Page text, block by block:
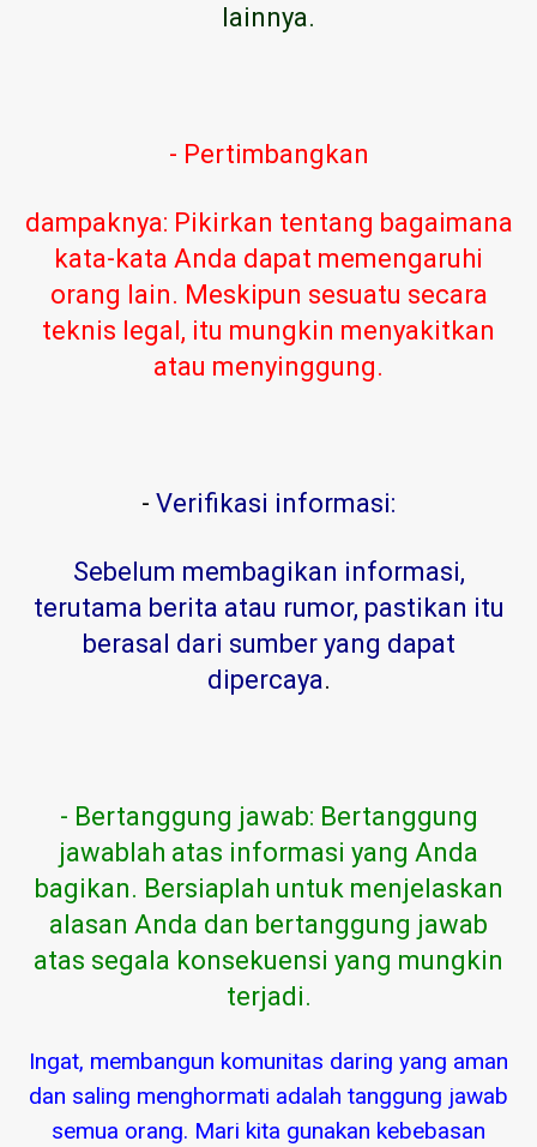
lainnya.
- Pertimbangkan
dampaknya: Pikirkan tentang bagaimana
kata-kata Anda dapat memengaruhi
orang lain. Meskipun sesuatu secara
teknis legal, itu mungkin menyakitkan
atau menyinggung.
- Verifikasi informasi:
Sebelum membagikan informasi,
terutama berita atau rumor, pastikan itu
berasal dari sumber yang dapat
dipercaya.
- Bertanggung jawab: Bertanggung
jawablah atas informasi yang Anda
bagikan. Bersiaplah untuk menjelaskan
alasan Anda dan bertanggung jawab
atas segala konsekuensi yang mungkin
terjadi.
Ingat, membangun komunitas daring yang aman
dan saling menghormati adalah tanggung jawab
semua orang. Mari kita gunakan kebebasan